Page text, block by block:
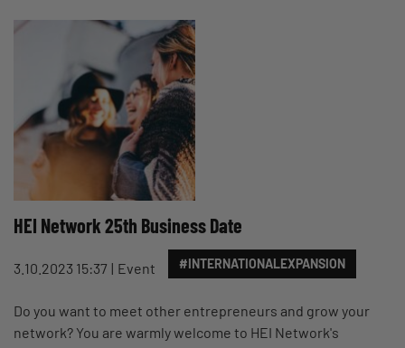
HEI Network 25th Business Date
3.10.2023 15:37 Event #INTERNATIONALEXPANSION
Do you want to meet other entrepreneurs and grow your
network? You are warmly welcome to HEI Network's